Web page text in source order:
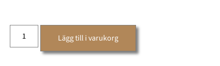
Lägg till i varukorg